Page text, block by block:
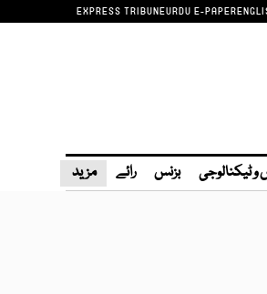
EXPRESS TRIBUNEURDU E-PAPER
ٹیکنالوجی بزنس رائے مزید